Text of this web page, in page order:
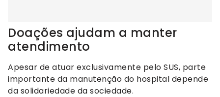
Doações ajudam a manter
atendimento
Apesar de atuar exclusivamente pelo SUS, parte
importante da manutenção do hospital depende
da solidariedade da sociedade.